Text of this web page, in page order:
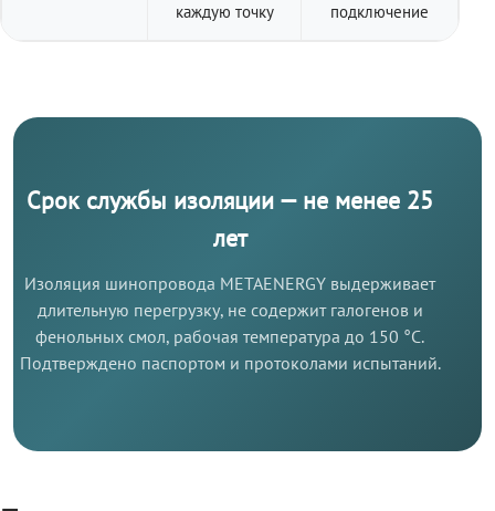
каждую точку
подключение
Срок службы изоляции — не менее 25
лет
Изоляция шинопровода METAENERGY выдерживает
длительную перегрузку, не содержит галогенов и
фенольных смол, рабочая температура до 150 °C.
Подтверждено паспортом и протоколами испытаний.